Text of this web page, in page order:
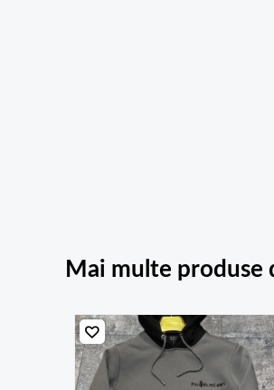
Mai multe produse